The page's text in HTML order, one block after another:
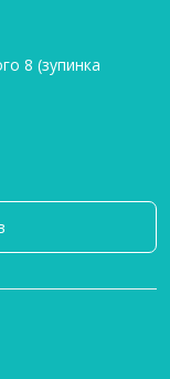
8 (зупинка